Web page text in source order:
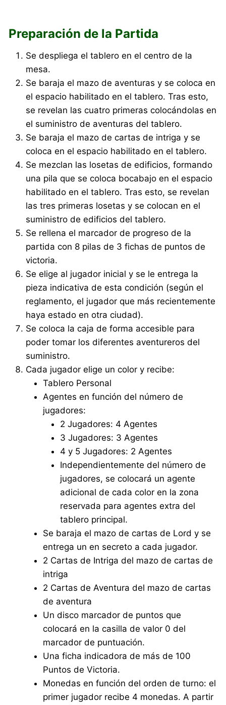
Preparación de la Partida
Se despliega el tablero en el centro de la
mesa.
Se baraja el mazo de aventuras y se coloca en
el espacio habilitado en el tablero. Tras esto,
se revelan las cuatro primeras colocándolas en
el suministro de aventuras del tablero.
Se baraja el mazo de cartas de intriga y se
coloca en el espacio habilitado en el tablero.
Se mezclan las losetas de edificios, formando
una pila que se coloca bocabajo en el espacio
habilitado en el tablero. Tras esto, se revelan
las tres primeras losetas y se colocan en el
suministro de edificios del tablero.
Se rellena el marcador de progreso de la
partida con 8 pilas de 3 fichas de puntos de
victoria.
Se elige al jugador inicial y se le entrega la
pieza indicativa de esta condición (según el
reglamento, el jugador que más recientemente
haya estado en otra ciudad).
Se coloca la caja de forma accesible para
poder tomar los diferentes aventureros del
suministro.
Cada jugador elige un color y recibe:
Tablero Personal
Agentes en función del número de
jugadores:
2 Jugadores: 4 Agentes
3 Jugadores: 3 Agentes
4 y 5 Jugadores: 2 Agentes
Independientemente del número de
jugadores, se colocará un agente
adicional de cada color en la zona
reservada para agentes extra del
tablero principal.
Se baraja el mazo de cartas de Lord y se
entrega un en secreto a cada jugador.
2 Cartas de Intriga del mazo de cartas de
intriga
2 Cartas de Aventura del mazo de cartas
de aventura
Un disco marcador de puntos que
colocará en la casilla de valor 0 del
marcador de puntuación.
Una ficha indicadora de más de 100
Puntos de Victoria.
Monedas en función del orden de turno: el
primer jugador recibe 4 monedas. A partir